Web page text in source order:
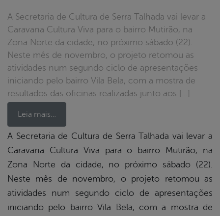
A Secretaria de Cultura de Serra Talhada vai levar a
Caravana Cultura Viva para o bairro Mutirão, na
Zona Norte da cidade, no próximo sábado (22).
Neste mês de novembro, o projeto retomou as
atividades num segundo ciclo de apresentações
iniciando pelo bairro Vila Bela, com a mostra de
resultados das oficinas realizadas junto aos […]
Leia mais…
A Secretaria de Cultura de Serra Talhada vai levar a
Caravana Cultura Viva para o bairro Mutirão, na
Zona Norte da cidade, no próximo sábado (22).
Neste mês de novembro, o projeto retomou as
atividades num segundo ciclo de apresentações
iniciando pelo bairro Vila Bela, com a mostra de